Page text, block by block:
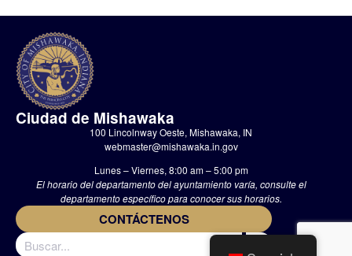
Ciudad de Mishawaka
100 Lincolnway Oeste, Mishawaka, IN
webmaster@mishawaka.in.gov
Lunes – Viernes, 8:00 am – 5:00 pm
El horario del departamento del ayuntamiento varía, consulte el
departamento específico para conocer sus horarios.
CONTÁCTENOS